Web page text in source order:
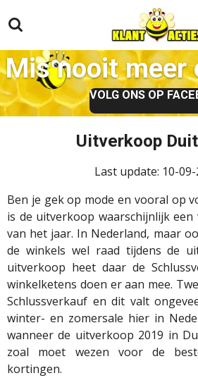
direct
naar
de
hoofdinhoud
Mis nooit meer
VOLG ONS OP
Uitverkoop
Last update: 10-09-
Ben je gek op mode en vooral op
is de uitverkoop waarschijnlijk
van het jaar. In Nederland, maar
de winkels wel raad tijdens de
uitverkoop heet daar de
winkelketens doen er aan mee.
Schlussverkauf en dit valt
winter- en zomersale hier in
wanneer de uitverkoop 2019 in
zoal moet wezen voor de
kortingen.